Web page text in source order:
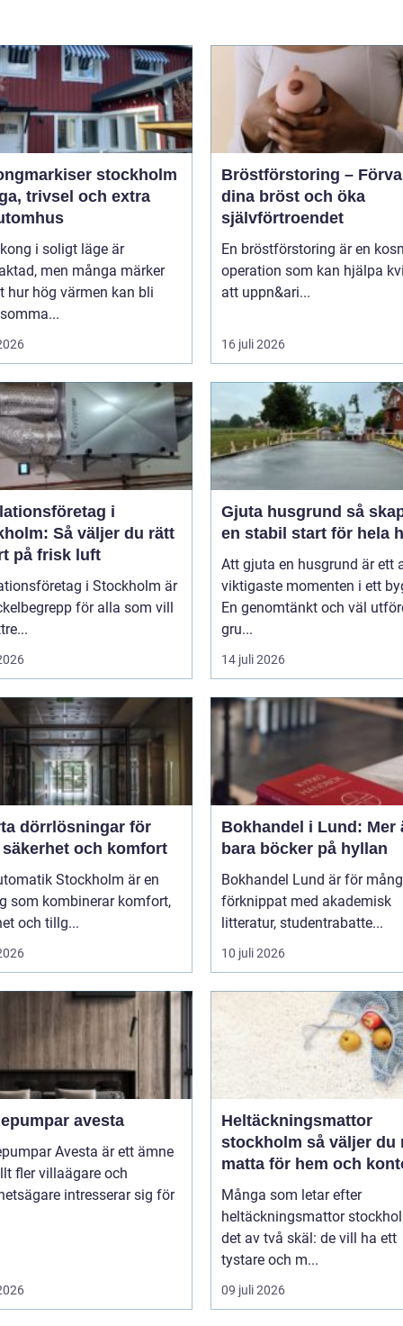
stockholm
trivsel och extra
i soligt läge är
men många märker
hur hög värmen kan bli
Bröstförstoring –
dina bröst och öka
självförtroendet
En bröstförstoring är en
operation som kan hjälpa
att uppn&ari...
16 juli 2026
i
Så väljer du rätt
på frisk luft
i Stockholm är
för alla som vill
Gjuta husgrund så skapas
en stabil start för hela
Att gjuta en husgrund är ett
viktigaste momenten i ett
En genomtänkt och väl
gru...
14 juli 2026
dörrlösningar för
och komfort
Stockholm är en
som kombinerar komfort,
och tillg...
Bokhandel i Lund: Mer
bara böcker på hyllan
Bokhandel Lund är för
förknippat med akademisk
litteratur, studentrabatte...
10 juli 2026
avesta
Avesta är ett ämne
fler villaägare och
intresserar sig för
Heltäckningsmattor
stockholm så väljer du rätt
matta för hem och
Många som letar efter
heltäckningsmattor
det av två skäl: de vill ha ett
tystare och m...
09 juli 2026